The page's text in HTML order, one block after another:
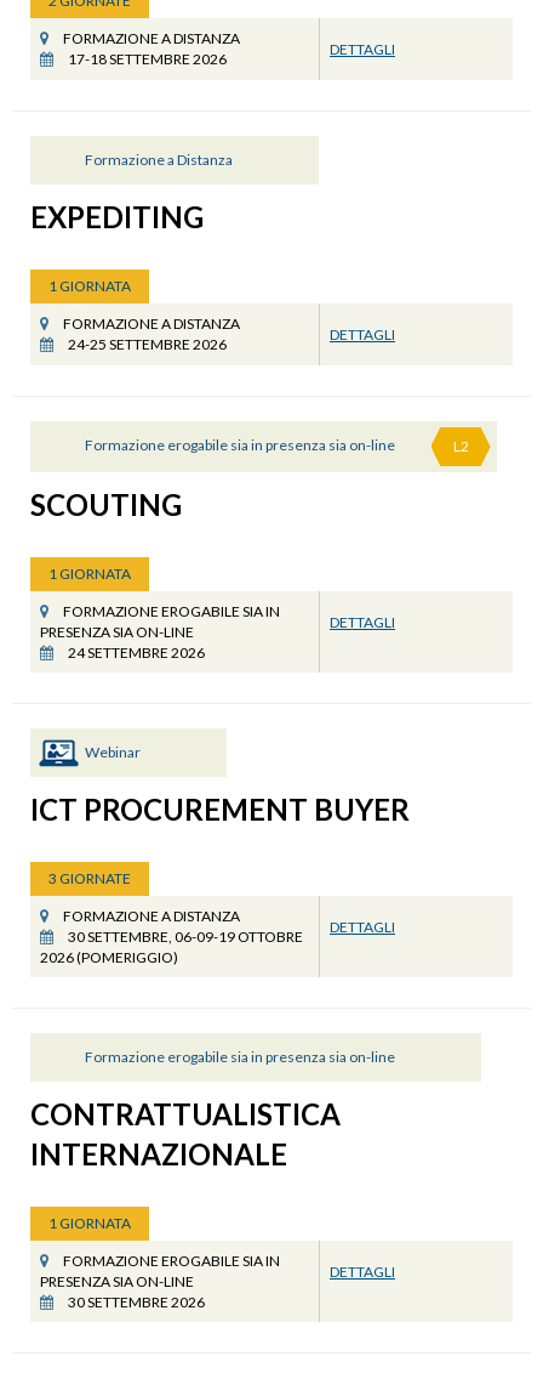
FORMAZIONE A DISTANZA
17-18 SETTEMBRE 2026
DETTAGLI
Formazione a Distanza
EXPEDITING
1 GIORNATA
FORMAZIONE A DISTANZA
24-25 SETTEMBRE 2026
DETTAGLI
Formazione erogabile sia in presenza sia on-line L2
SCOUTING
1 GIORNATA
FORMAZIONE EROGABILE SIA IN
PRESENZA SIA ON-LINE
24 SETTEMBRE 2026
DETTAGLI
Webinar
ICT PROCUREMENT BUYER
3 GIORNATE
FORMAZIONE A DISTANZA
30 SETTEMBRE, 06-09-19 OTTOBRE
2026 (POMERIGGIO)
DETTAGLI
Formazione erogabile sia in presenza sia on-line
CONTRATTUALISTICA
INTERNAZIONALE
1 GIORNATA
FORMAZIONE EROGABILE SIA IN
PRESENZA SIA ON-LINE
30 SETTEMBRE 2026
DETTAGLI